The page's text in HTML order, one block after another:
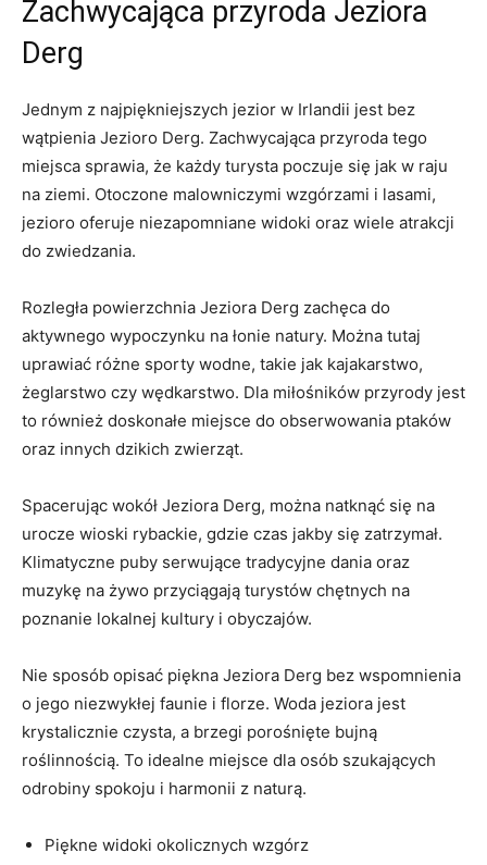
Zachwycająca przyroda Jeziora
Derg
Jednym z najpiękniejszych jezior​ w Irlandii jest bez
wątpienia Jezioro Derg. ⁣Zachwycająca przyroda tego
miejsca sprawia, że‌ każdy turysta poczuje się jak w raju
na ziemi. Otoczone⁣ malowniczymi⁤ wzgórzami i lasami,
jezioro oferuje niezapomniane widoki oraz wiele atrakcji
do zwiedzania.
Rozległa powierzchnia Jeziora Derg zachęca do
aktywnego ⁤wypoczynku na łonie natury. Można tutaj
uprawiać różne sporty wodne, takie jak kajakarstwo, ​
żeglarstwo czy wędkarstwo. Dla miłośników przyrody jest
to ​również doskonałe miejsce ‍do obserwowania ptaków
oraz innych dzikich zwierząt.
Spacerując wokół ⁤Jeziora Derg, można natknąć się na
urocze ​wioski⁤ rybackie, gdzie czas jakby się zatrzymał.
Klimatyczne puby serwujące tradycyjne ​dania oraz⁤
muzykę na żywo przyciągają turystów chętnych ‍na
poznanie lokalnej kultury⁣ i obyczajów.
Nie sposób opisać piękna Jeziora Derg bez wspomnienia
o jego niezwykłej faunie i florze. Woda jeziora jest
krystalicznie ​czysta, a brzegi porośnięte bujną
roślinnością. To⁢ idealne miejsce dla osób szukających
odrobiny spokoju i harmonii z ⁣naturą.
Piękne widoki okolicznych wzgórz